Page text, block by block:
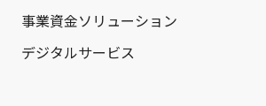
事業資金ソリューション
デジタルサービス